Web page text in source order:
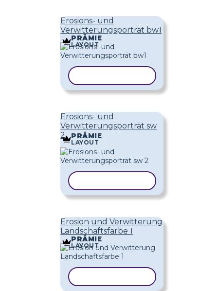
Erosions- und
Verwitterungsporträt bw1
PRÄMIE
LAYOUT
Erosions- und
Verwitterungsporträt sw
2
PRÄMIE
LAYOUT
Erosion und Verwitterung
Landschaftsfarbe 1
PRÄMIE
LAYOUT